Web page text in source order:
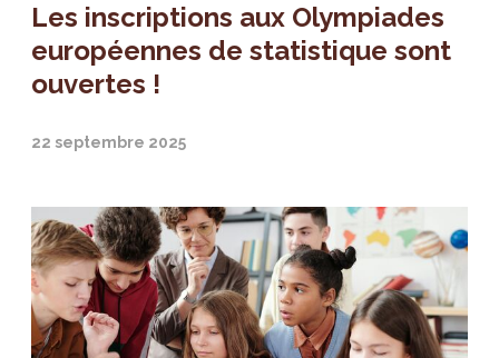
Les inscriptions aux Olympiades
européennes de statistique sont
ouvertes !
22 septembre 2025